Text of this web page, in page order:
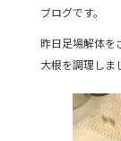
o
o
k
ブログです。
昨日足場解体を
大根を調理しま